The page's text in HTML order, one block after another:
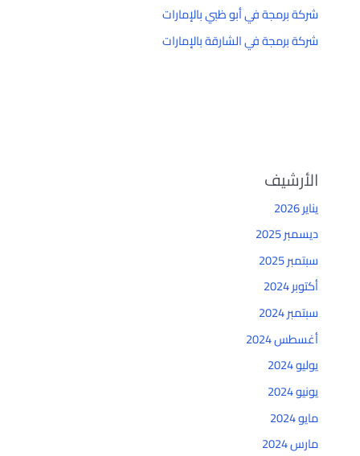
شركة برمجة في أبو ظبي بالإمارات
شركة برمجة في الشارقة بالإمارات
الأرشيف
يناير 2026
ديسمبر 2025
سبتمبر 2025
أكتوبر 2024
سبتمبر 2024
أغسطس 2024
يوليو 2024
يونيو 2024
مايو 2024
مارس 2024